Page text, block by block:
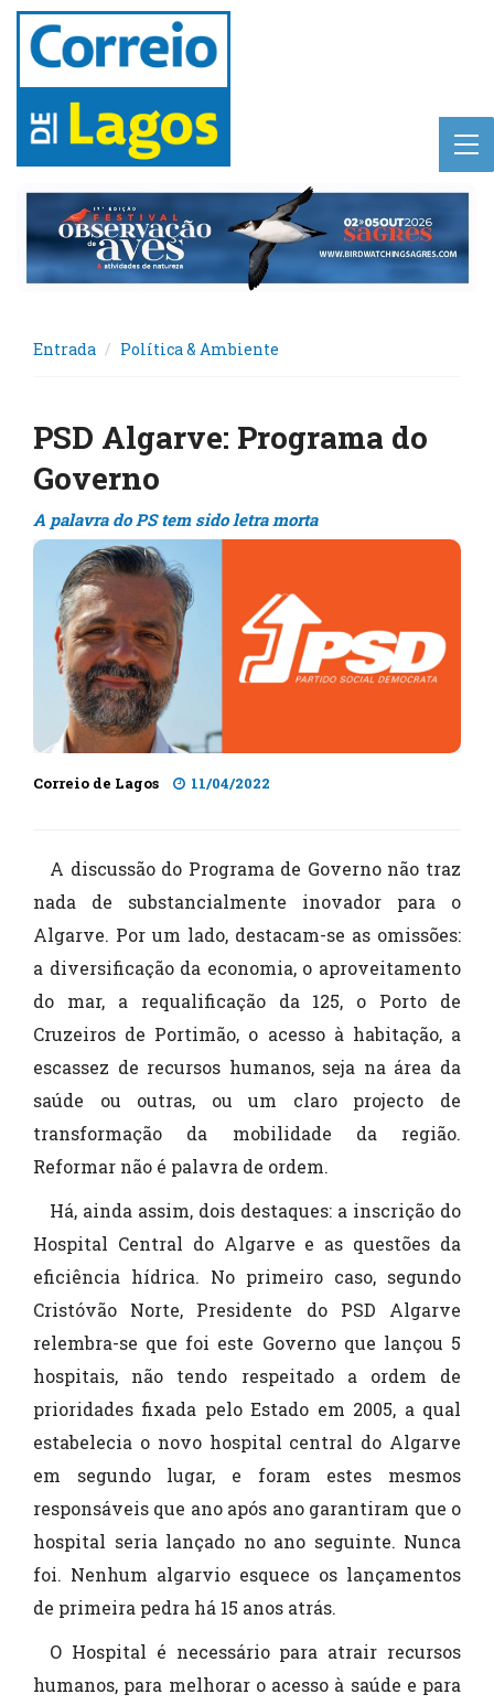
Entrada Política & Ambiente
PSD Algarve: Programa do
Governo
A palavra do PS tem sido letra morta
Correio de Lagos 11/04/2022
A discussão do Programa de Governo não traz
nada de substancialmente inovador para o
Algarve. Por um lado, destacam-se as omissões:
a diversificação da economia, o aproveitamento
do mar, a requalificação da 125, o Porto de
Cruzeiros de Portimão, o acesso à habitação, a
escassez de recursos humanos, seja na área da
saúde ou outras, ou um claro projecto de
transformação da mobilidade da região.
Reformar não é palavra de ordem.
Há, ainda assim, dois destaques: a inscrição do
Hospital Central do Algarve e as questões da
eficiência hídrica. No primeiro caso, segundo
Cristóvão Norte, Presidente do PSD Algarve
relembra-se que foi este Governo que lançou 5
hospitais, não tendo respeitado a ordem de
prioridades fixada pelo Estado em 2005, a qual
estabelecia o novo hospital central do Algarve
em segundo lugar, e foram estes mesmos
responsáveis que ano após ano garantiram que o
hospital seria lançado no ano seguinte. Nunca
foi. Nenhum algarvio esquece os lançamentos
de primeira pedra há 15 anos atrás.
O Hospital é necessário para atrair recursos
humanos, para melhorar o acesso à saúde e para